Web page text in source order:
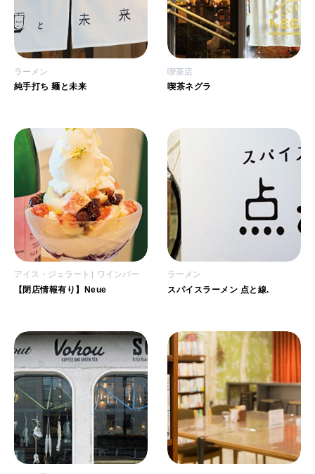
ラーメン
純手打ち 麺と未来
喫茶店
喫茶ネグラ
アイス・ジェラート ワインバー
【閉店情報有り】Neue
ラーメン
スパイスラーメン 点と線.